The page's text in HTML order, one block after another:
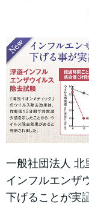
一般社団法人 北
インフルエンザ
下げることが実